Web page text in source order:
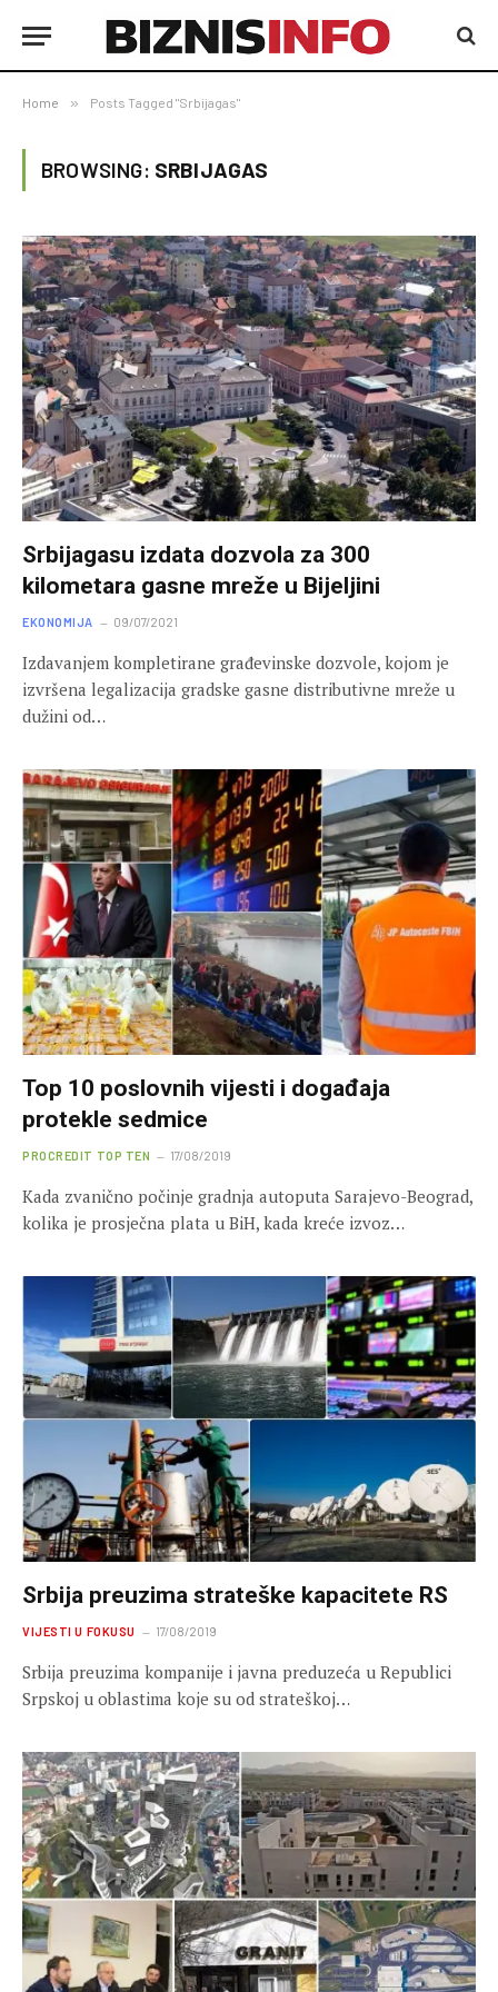
Home » Posts Tagged "Srbijagas"
BROWSING: SRBIJAGAS
Srbijagasu izdata dozvola za 300
kilometara gasne mreže u Bijeljini
EKONOMIJA 09/07/2021
Izdavanjem kompletirane građevinske dozvole, kojom je
izvršena legalizacija gradske gasne distributivne mreže u
dužini od…
Top 10 poslovnih vijesti i događaja
protekle sedmice
PROCREDIT TOP TEN 17/08/2019
Kada zvanično počinje gradnja autoputa Sarajevo-Beograd,
kolika je prosječna plata u BiH, kada kreće izvoz…
Srbija preuzima strateške kapacitete RS
VIJESTI U FOKUSU 17/08/2019
Srbija preuzima kompanije i javna preduzeća u Republici
Srpskoj u oblastima koje su od strateškoj…